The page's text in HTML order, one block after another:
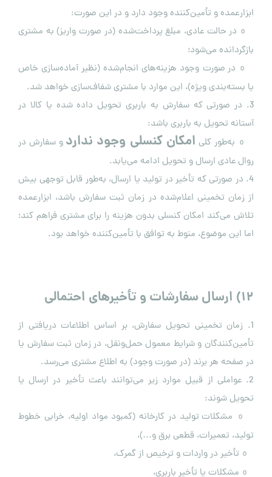
ابزارعمده و تأمین‌کننده وجود دارد و در این صورت:
در حالت عادی، مبلغ پرداخت‌شده (در صورت واریز) به مشتری
بازگردانده می‌شود؛
o
در صورت وجود هزینه‌های انجام‌شده (نظیر آماده‌سازی خاص
یا بسته‌بندی ویژه)، این موارد با مشتری شفاف‌سازی خواهد شد.
3. در صورتی که سفارش به باربری تحویل داده شده یا کالا در
آستانه تحویل به باربری باشد:
به‌طور کلی امکان کنسلی وجود ندارد و سفارش در
روال عادی ارسال و تحویل ادامه می‌یابد.
4. در صورتی که تأخیر در تولید یا ارسال، به‌طور قابل توجهی بیش
از زمان تخمینی اعلام‌شده در زمان ثبت سفارش باشد، ابزارعمده
تلاش می‌کند امکان کنسلی بدون هزینه را برای مشتری فراهم کند؛
اما این موضوع، منوط به توافق با تأمین‌کننده خواهد بود.
۱۲) ارسال سفارشات و تأخیرهای احتمالی
1. زمان تخمینی تحویل سفارش، بر اساس اطلاعات دریافتی از
تأمین‌کنندگان و شرایط معمول حمل‌ونقل، در زمان ثبت سفارش یا
در صفحه هر برند (در صورت وجود) به اطلاع مشتری می‌رسد.
2. عواملی از قبیل موارد زیر می‌توانند باعث تأخیر در ارسال یا
تحویل شوند:
o
مشکلات تولید در کارخانه (کمبود مواد اولیه، خرابی خطوط
تولید، تعمیرات، قطعی برق و…)،
تأخیر در واردات و ترخیص از گمرک،
مشکلات یا تأخیر باربری،